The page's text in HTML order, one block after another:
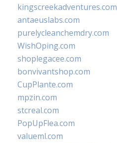
kingscreekadventures.com
antaeuslabs.com
purelycleanchemdry.com
WishOping.com
shoplegacee.com
bonvivantshop.com
CupPlante.com
mpzin.com
stcreal.com
PopUpFlea.com
valueml.com